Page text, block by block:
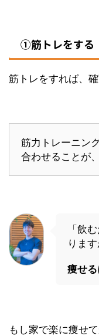
①筋トレをする
筋トレをすれば、
筋力トレーニン
合わせることが
「飲
りま
痩せ
もし家で楽に痩せ